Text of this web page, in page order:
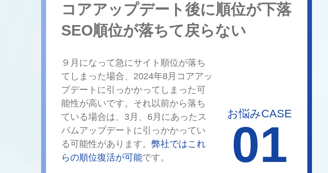
お悩みCASE
01
コアアップデート後に順位が下落
SEO順位が落ちて戻らない
９月になって急にサイト順位が落ち
てしまった場合、2024年8月コアアッ
プデートに引っかかってしまった可
能性が高いです。それ以前から落ち
ている場合は、3月、6月にあったス
パムアップデートに引っかかってい
る可能性があります。 弊社ではこれ
らの順位復活が可能です。